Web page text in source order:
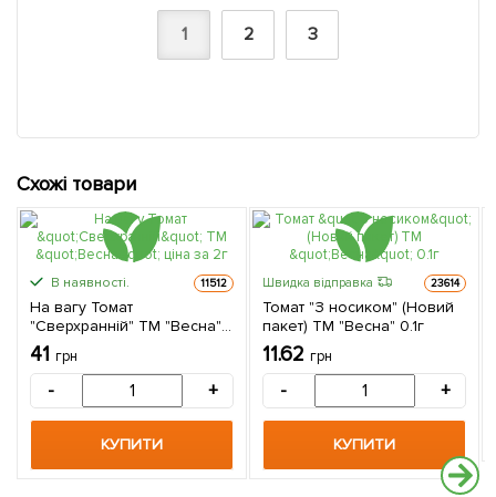
1 2 3
Схожі товари
В наявності. 11512
На вагу Томат
"Сверхранній" ТМ "Весна"
ціна за 2г
41 грн
- +
КУПИТИ
Швидка відправка 23614
Томат "З носиком" (Новий
пакет) ТМ "Весна" 0.1г
11.62 грн
- +
КУПИТИ